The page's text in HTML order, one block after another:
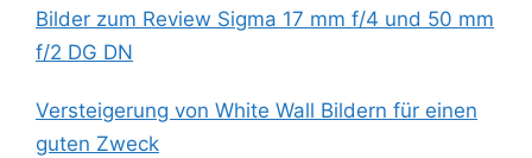
Bilder zum Review Sigma 17 mm f/4 und 50 mm
f/2 DG DN
Versteigerung von White Wall Bildern für einen
guten Zweck